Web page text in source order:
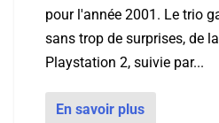
pour l'année 2001. Le trio
sans trop de surprises, de
Playstation 2, suivie par...
En savoir plus